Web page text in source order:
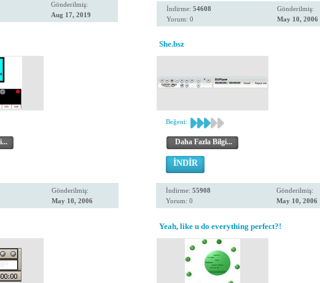
Gönderilmiş:
Aug 17, 2019
İndirme: 54608
Yorum: 0
Gönderilmiş:
May 10, 2006
Gönderilmiş:
May 10, 2006
She.bsz
Beğeni:
Daha Fazla Bilgi...
İNDİR
İndirme: 55908
Yorum: 0
Gönderilmiş:
May 10, 2006
Yeah, like u do everything perfect?!